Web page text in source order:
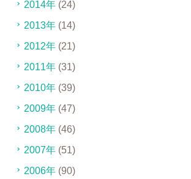
2014年(24)
2013年(14)
2012年(21)
2011年(31)
2010年(39)
2009年(47)
2008年(46)
2007年(51)
2006年(90)